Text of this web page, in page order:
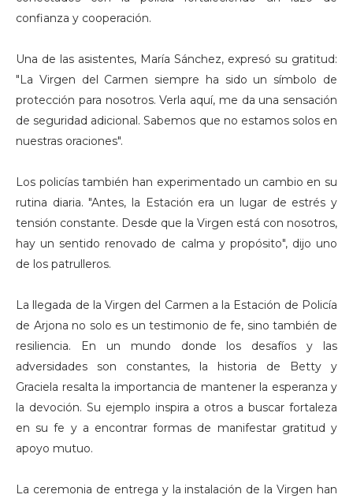
confianza y cooperación.
Una de las asistentes, María Sánchez, expresó su gratitud:
"La Virgen del Carmen siempre ha sido un símbolo de
protección para nosotros. Verla aquí, me da una sensación
de seguridad adicional. Sabemos que no estamos solos en
nuestras oraciones".
Los policías también han experimentado un cambio en su
rutina diaria. "Antes, la Estación era un lugar de estrés y
tensión constante. Desde que la Virgen está con nosotros,
hay un sentido renovado de calma y propósito", dijo uno
de los patrulleros.
La llegada de la Virgen del Carmen a la Estación de Policía
de Arjona no solo es un testimonio de fe, sino también de
resiliencia. En un mundo donde los desafíos y las
adversidades son constantes, la historia de Betty y
Graciela resalta la importancia de mantener la esperanza y
la devoción. Su ejemplo inspira a otros a buscar fortaleza
en su fe y a encontrar formas de manifestar gratitud y
apoyo mutuo.
La ceremonia de entrega y la instalación de la Virgen han